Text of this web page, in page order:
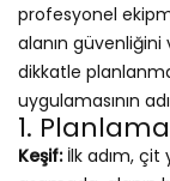
profesyonel
alanın
dikkatle
uygulamasının
1.
Keşif:İlk adım, çit